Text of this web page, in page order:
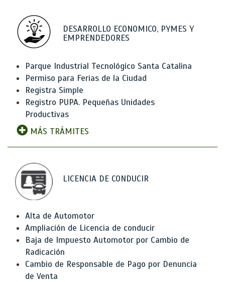
DESARROLLO ECONOMICO, PYMES Y
EMPRENDEDORES
Parque Industrial Tecnológico Santa Catalina
Permiso para Ferias de la Ciudad
Registra Simple
Registro PUPA. Pequeñas Unidades
Productivas
MÁS TRÁMITES
LICENCIA DE CONDUCIR
Alta de Automotor
Ampliación de Licencia de conducir
Baja de Impuesto Automotor por Cambio de
Radicación
Cambio de Responsable de Pago por Denuncia
de Venta